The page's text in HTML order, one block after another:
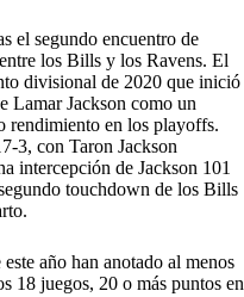
el segundo encuentro de
los Bills y los Ravens. El
divisional de 2020 que inició
Lamar Jackson como un
rendimiento en los playoffs.
3, con Taron Jackson
intercepción de Jackson 101
touchdown de los Bills
año han anotado al menos
18 juegos, 20 o más puntos en